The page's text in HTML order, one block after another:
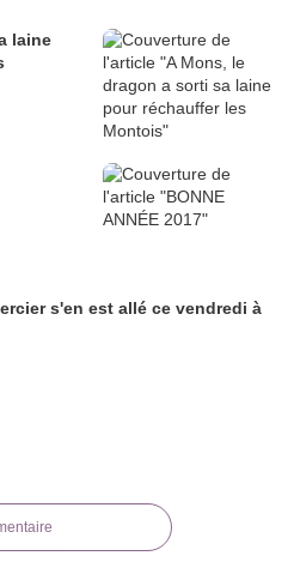
laine
s'en est allé ce vendredi à